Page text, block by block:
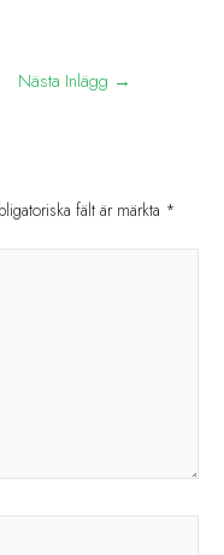
Nästa Inlägg →
fält är märkta *